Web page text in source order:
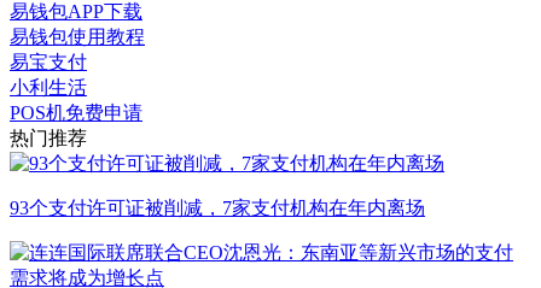
易钱包APP下载
易钱包使用教程
易宝支付
小利生活
POS机免费申请
热门推荐
93个支付许可证被削减，7家支付机构在年内离场